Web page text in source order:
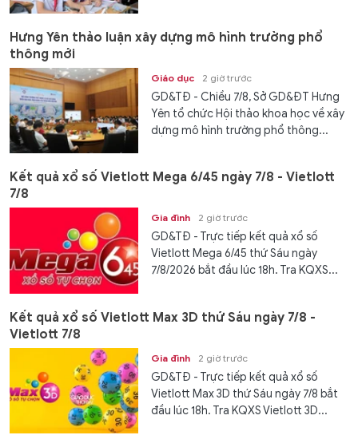
Hưng Yên thảo luận xây dựng mô hình trường phổ
thông mới
Giáo dục 2 giờ trước
GD&TĐ - Chiều 7/8, Sở GD&ĐT Hưng
Yên tổ chức Hội thảo khoa học về xây
dựng mô hình trường phổ thông...
Kết quả xổ số Vietlott Mega 6/45 ngày 7/8 - Vietlott
7/8
Gia đình 2 giờ trước
GD&TĐ - Trực tiếp kết quả xổ số
Vietlott Mega 6/45 thứ Sáu ngày
7/8/2026 bắt đầu lúc 18h. Tra KQXS...
Kết quả xổ số Vietlott Max 3D thứ Sáu ngày 7/8 -
Vietlott 7/8
Gia đình 2 giờ trước
GD&TĐ - Trực tiếp kết quả xổ số
Vietlott Max 3D thứ Sáu ngày 7/8 bắt
đầu lúc 18h. Tra KQXS Vietlott 3D...